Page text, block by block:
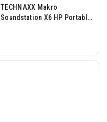
TECHNAXX Makro
Soundstation X6 HP Portable